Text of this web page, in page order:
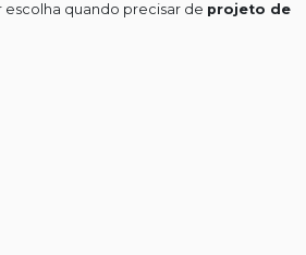
escolha quando precisar de projeto de